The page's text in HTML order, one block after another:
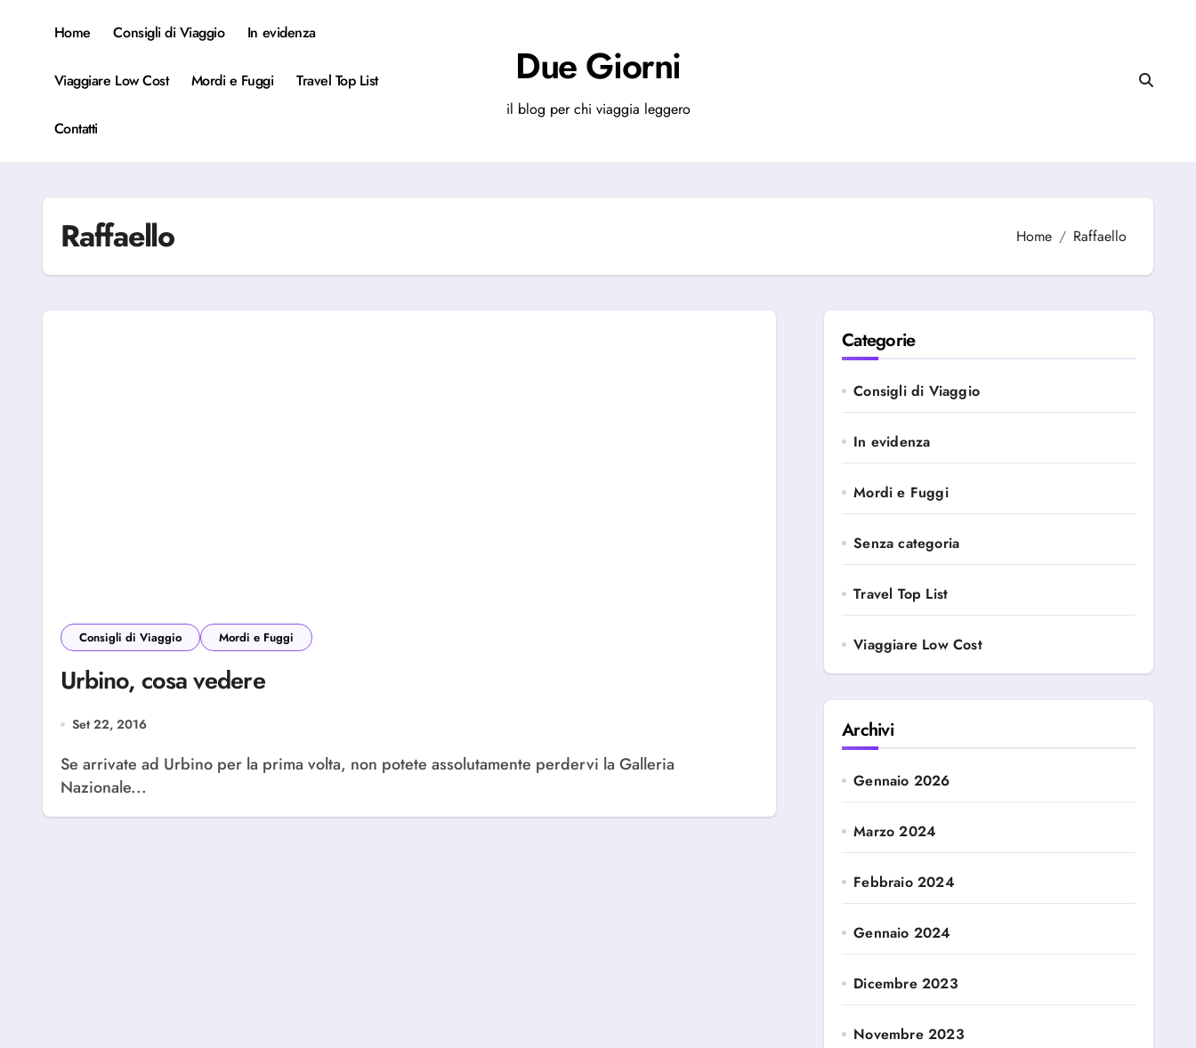
Home Consigli di Viaggio In evidenza
Viaggiare Low Cost Mordi e Fuggi Travel Top List
Contatti
Due Giorni
il blog per chi viaggia leggero
Raffaello Home Raffaello
Consigli di Viaggio Mordi e Fuggi
Urbino, cosa vedere
Set 22, 2016
Se arrivate ad Urbino per la prima volta, non potete assolutamente perdervi la Galleria
Nazionale...
Categorie
Consigli di Viaggio
In evidenza
Mordi e Fuggi
Senza categoria
Travel Top List
Viaggiare Low Cost
Archivi
Gennaio 2026
Marzo 2024
Febbraio 2024
Gennaio 2024
Dicembre 2023
Novembre 2023